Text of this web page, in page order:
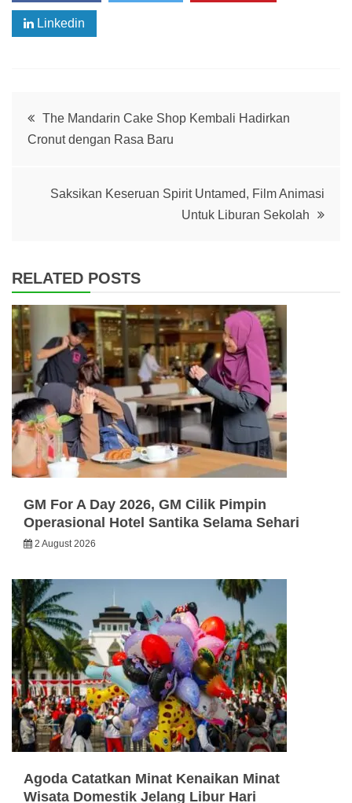
Linkedin
Post
navigation
The Mandarin Cake Shop Kembali Hadirkan
Cronut dengan Rasa Baru
Saksikan Keseruan Spirit Untamed, Film Animasi
Untuk Liburan Sekolah
RELATED POSTS
GM For A Day 2026, GM Cilik Pimpin
Operasional Hotel Santika Selama Sehari
2 August 2026
Agoda Catatkan Minat Kenaikan Minat
Wisata Domestik Jelang Libur Hari